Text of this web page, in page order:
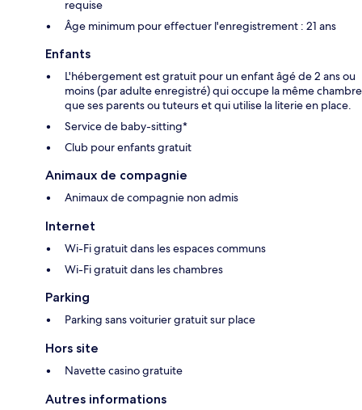
requise
Âge minimum pour effectuer l'enregistrement : 21 ans
Enfants
L'hébergement est gratuit pour un enfant âgé de 2 ans ou
moins (par adulte enregistré) qui occupe la même chambre
que ses parents ou tuteurs et qui utilise la literie en place.
Service de baby-sitting*
Club pour enfants gratuit
Animaux de compagnie
Animaux de compagnie non admis
Internet
Wi-Fi gratuit dans les espaces communs
Wi-Fi gratuit dans les chambres
Parking
Parking sans voiturier gratuit sur place
Hors site
Navette casino gratuite
Autres informations